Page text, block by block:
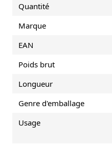
Quantité
Marque
EAN
Poids brut
Longueur
Genre d'emballage
Usage